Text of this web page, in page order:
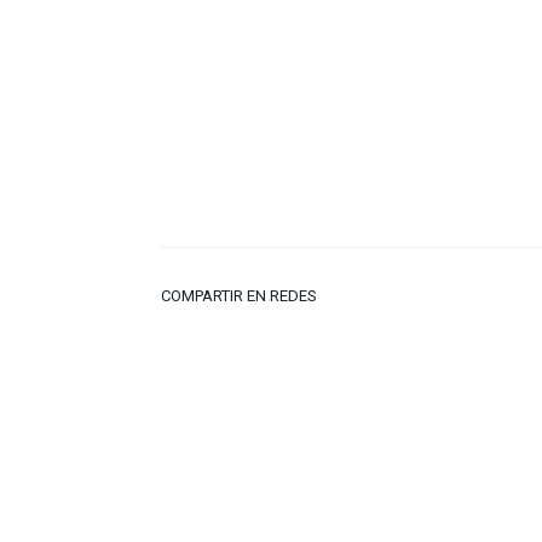
COMPARTIR EN REDES